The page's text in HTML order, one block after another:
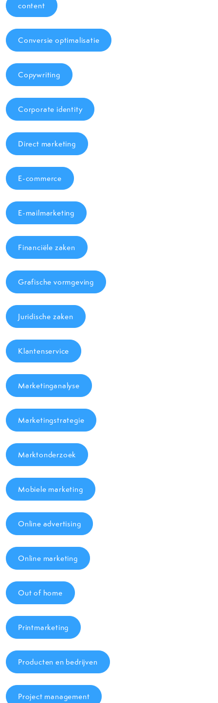
content
Conversie optimalisatie
Copywriting
Corporate identity
Direct marketing
E-commerce
E-mailmarketing
Financiële zaken
Grafische vormgeving
Juridische zaken
Klantenservice
Marketinganalyse
Marketingstrategie
Marktonderzoek
Mobiele marketing
Online advertising
Online marketing
Out of home
Printmarketing
Producten en bedrijven
Project management